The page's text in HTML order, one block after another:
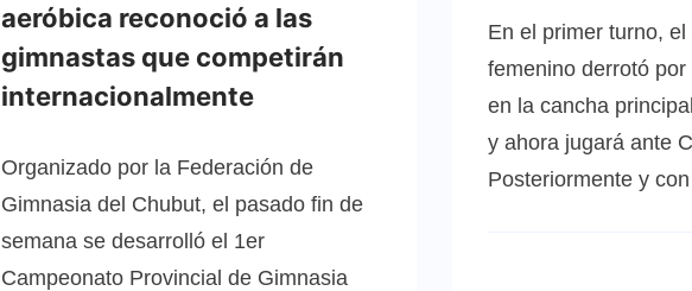
aeróbica reconoció a las
gimnastas que competirán
internacionalmente
Organizado por la Federación de
Gimnasia del Chubut, el pasado fin de
semana se desarrolló el 1er
Campeonato Provincial de Gimnasia
En el primer turno,
femenino derrotó
en la cancha
y ahora jugará ante
Posteriormente y